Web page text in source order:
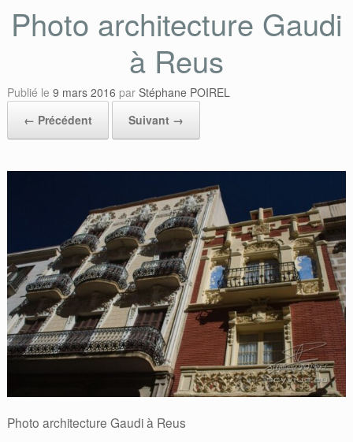
Photo architecture Gaudi
à Reus
Publié le 9 mars 2016 par Stéphane POIREL
← Précédent
Suivant →
Photo architecture Gaudi à Reus